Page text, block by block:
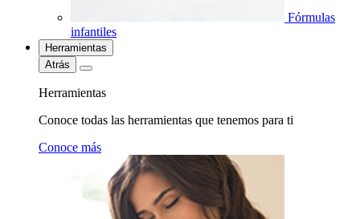
Fórmulas
infantiles
Herramientas
Atrás
Herramientas
Conoce todas las herramientas que tenemos para ti
Conoce más